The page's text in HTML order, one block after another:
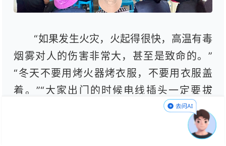
“如果发生火灾，火起得很快，高温有毒
烟雾对人的伤害非常大，甚至是致命的。”
“冬天不要用烤火器烤衣服，不要用衣服盖
着。”“大家出门的时候电线插头一定要拔
掉，不要留在插线板上。”院坝课上，盘龙区
消防救援大队授课教员结合消防安全知识和
具体案例，致命的火灾因素、火灾的原因、